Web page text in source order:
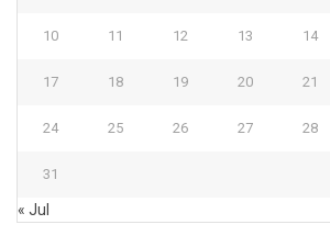
10 11 12 13 14
17 18 19 20 21
24 25 26 27 28
31
« Jul